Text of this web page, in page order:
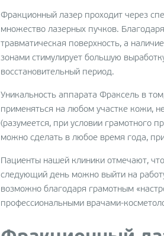
Фракционный лазер проходит через
множество лазерных пучков.
травматическая поверхность, а
зонами стимулирует большую
восстановительный период.
Уникальность аппарата Фраксель в
применяться на любом участке кожи,
(разумеется, при условии грамотного
можно сделать в любое время года,
Пациенты нашей клиники отмечают,
следующий день можно выйти на
возможно благодаря грамотным
профессиональными врачами-